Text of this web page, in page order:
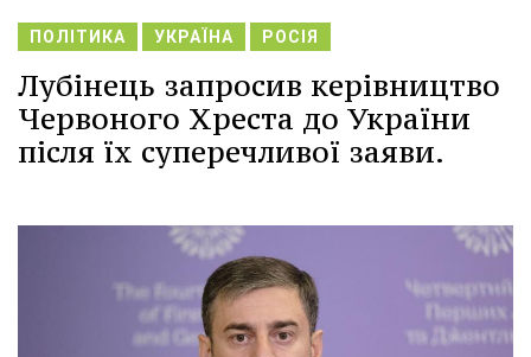
ПОЛІТИКА УКРАЇНА РОСІЯ
Лубінець запросив керівництво
Червоного Хреста до України
після їх суперечливої заяви.